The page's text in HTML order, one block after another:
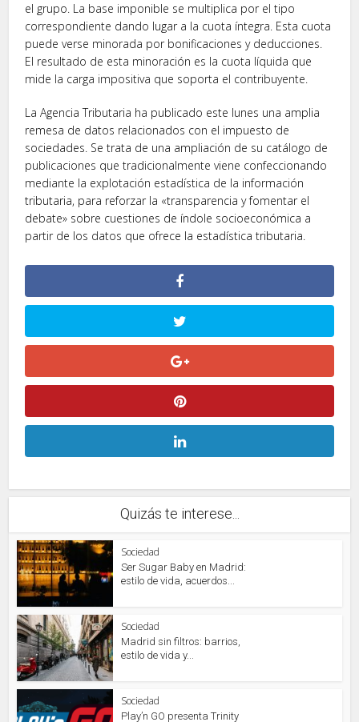
el grupo. La base imponible se multiplica por el tipo
correspondiente dando lugar a la cuota íntegra. Esta cuota
puede verse minorada por bonificaciones y deducciones.
El resultado de esta minoración es la cuota líquida que
mide la carga impositiva que soporta el contribuyente.
La Agencia Tributaria ha publicado este lunes una amplia
remesa de datos relacionados con el impuesto de
sociedades. Se trata de una ampliación de su catálogo de
publicaciones que tradicionalmente viene confeccionando
mediante la explotación estadística de la información
tributaria, para reforzar la «transparencia y fomentar el
debate» sobre cuestiones de índole socioeconómica a
partir de los datos que ofrece la estadística tributaria.
Quizás te interese...
Sociedad
Ser Sugar Baby en Madrid:
estilo de vida, acuerdos...
Sociedad
Madrid sin filtros: barrios,
estilo de vida y...
Sociedad
Play’n GO presenta Trinity